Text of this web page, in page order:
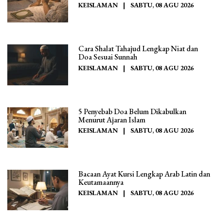
KEISLAMAN | SABTU, 08 AGU 2026
Cara Shalat Tahajud Lengkap Niat dan
Doa Sesuai Sunnah
KEISLAMAN | SABTU, 08 AGU 2026
5 Penyebab Doa Belum Dikabulkan
Menurut Ajaran Islam
KEISLAMAN | SABTU, 08 AGU 2026
Bacaan Ayat Kursi Lengkap Arab Latin dan
Keutamaannya
KEISLAMAN | SABTU, 08 AGU 2026